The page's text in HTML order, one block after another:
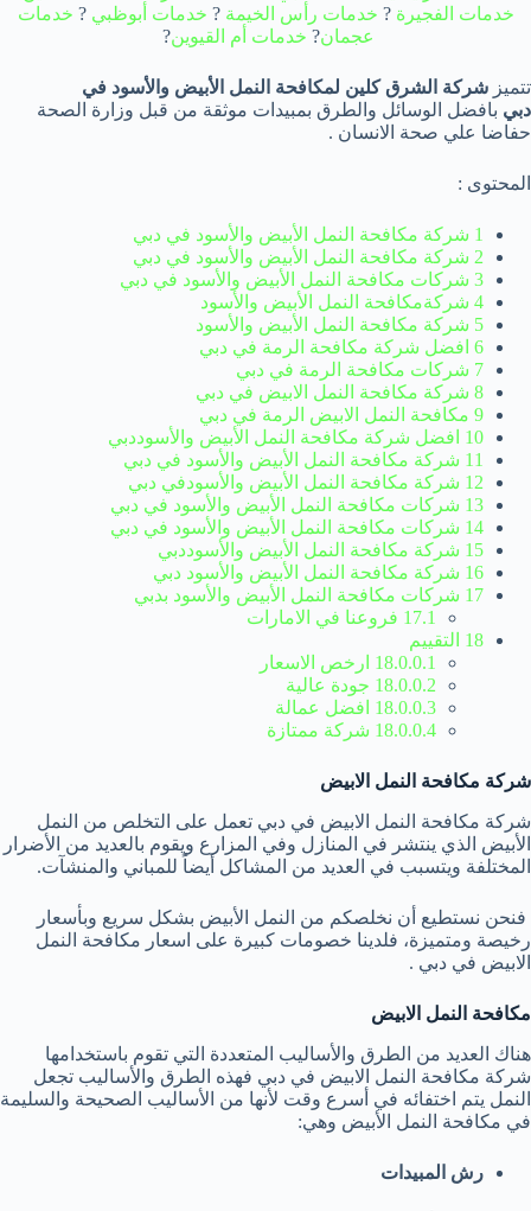
خدمات الفجيرة ? خدمات رأس الخيمة ? خدمات أبوظبي ? خدمات
عجمان? خدمات أم القيوين?
تتميز شركة الشرق كلين لمكافحة النمل الأبيض والأسود في
دبي بافضل الوسائل والطرق بمبيدات موثقة من قبل وزارة الصحة
حفاضا علي صحة الانسان .
المحتوى :
1 شركة مكافحة النمل الأبيض والأسود في دبي
2 شركة مكافحة النمل الأبيض والأسود
في دبي
3 شركات مكافحة النمل الأبيض والأسود
في دبي
4 شركةمكافحة النمل الأبيض والأسود
5 شركة مكافحة النمل الأبيض والأسود
6 افضل شركة مكافحة الرمة في دبي
7 شركات مكافحة الرمة في دبي
8 شركة مكافحة النمل الابيض في دبي
9 مكافحة النمل الابيض الرمة في دبي
10 افضل شركة مكافحة النمل الأبيض والأسوددبي
11 شركة مكافحة النمل الأبيض والأسود
في دبي
12 شركة مكافحة النمل الأبيض والأسودفي دبي
13 شركات مكافحة النمل الأبيض والأسود
في دبي
14 شركات مكافحة النمل الأبيض والأسود
في دبي
15 شركة مكافحة النمل الأبيض والأسوددبي
16 شركة مكافحة النمل الأبيض والأسود
دبي
17 شركات مكافحة النمل الأبيض والأسود بدبي
17.1 فروعنا في الامارات
18 التقييم
18.0.0.1 ارخص الاسعار
18.0.0.2 جودة عالية
18.0.0.3 افضل عمالة
18.0.0.4 شركة ممتازة
شركة مكافحة النمل الابيض
شركة مكافحة النمل الابيض في دبي تعمل على التخلص من النمل
الأبيض الذي ينتشر في المنازل وفي المزارع ويقوم بالعديد من الأضرار
المختلفة ويتسبب في العديد من المشاكل أيضاً للمباني والمنشآت.
فنحن نستطيع أن نخلصكم من النمل الأبيض بشكل سريع وبأسعار
رخيصة ومتميزة، فلدينا خصومات كبيرة على اسعار مكافحة النمل
الابيض في دبي .
مكافحة النمل الابيض
هناك العديد من الطرق والأساليب المتعددة التي تقوم باستخدامها
شركة مكافحة النمل الابيض في دبي فهذه الطرق والأساليب تجعل
النمل يتم اختفائه في أسرع وقت لأنها من الأساليب الصحيحة والسليمة
في مكافحة النمل الأبيض وهي:
رش المبيدات